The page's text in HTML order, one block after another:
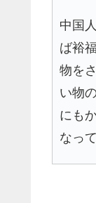
中国
ば裕
物を
い物
にも
なっ